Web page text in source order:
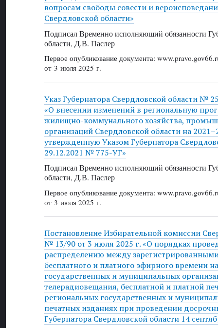
вопросам свободы совести и
Свердловской области»
Подписал Временно исполняющий обязанности
области, Д.В. Паслер
Первое опубликование документа:
от 3 июля 2025 г.
Указ Губернатора Свердловской области №
«О внесении изменений в региональную
жилищно-коммунального хозяйства,
организаций Свердловской области на
утвержденную Указом Губернатора
29.12.2021 № 775-УГ»
Подписал Временно исполняющий обязанности
области, Д.В. Паслер
Первое опубликование документа:
от 3 июля 2025 г.
Постановление Избирательной комиссии
№ 13/90 от 3 июля 2025 г. «О порядках
распределению между
бесплатного и платного эфирного времени
государственных и муниципальных
телерадиовещания, бесплатной и платной
региональных государственных и
печатных изданиях при проведении
Губернатора Свердловской области 14